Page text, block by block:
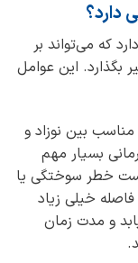
دارد؟
که می‌تواند بر
بگذارد. این عوامل
بین نوزاد و
بسیار مهم
خطر سوختگی یا
خیلی زیاد
و مدت زمان